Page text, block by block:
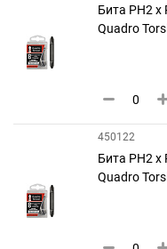
Бита PH2
Quadro
450122
Бита PH2
Quadro